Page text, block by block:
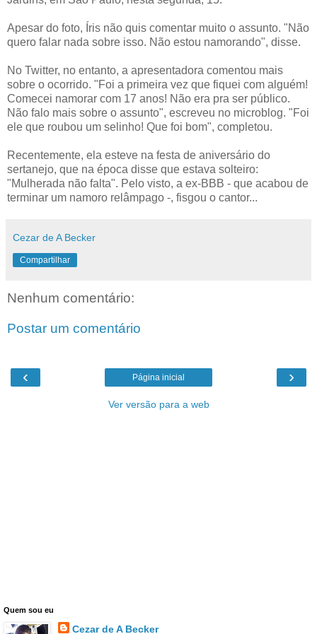
Apesar do foto, Íris não quis comentar muito o assunto. "Não
quero falar nada sobre isso. Não estou namorando", disse.
No Twitter, no entanto, a apresentadora comentou mais
sobre o ocorrido. "Foi a primeira vez que fiquei com alguém!
Comecei namorar com 17 anos! Não era pra ser público.
Não falo mais sobre o assunto", escreveu no microblog. "Foi
ele que roubou um selinho! Que foi bom", completou.
Recentemente, ela esteve na festa de aniversário do
sertanejo, que na época disse que estava solteiro:
"Mulherada não falta". Pelo visto, a ex-BBB - que acabou de
terminar um namoro relâmpago -, fisgou o cantor...
Cezar de A Becker
Compartilhar
Nenhum comentário:
Postar um comentário
‹ ›
Página inicial
Ver versão para a web
Quem sou eu
Cezar de A Becker